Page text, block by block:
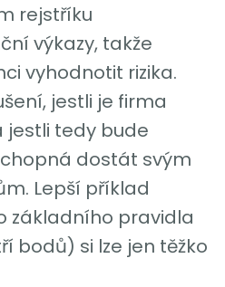
rejstříku
výkazy, takže
vyhodnotit rizika.
jestli je firma
jestli tedy bude
dostát svým
Lepší příklad
základního pravidla
bodů) si lze jen těžko